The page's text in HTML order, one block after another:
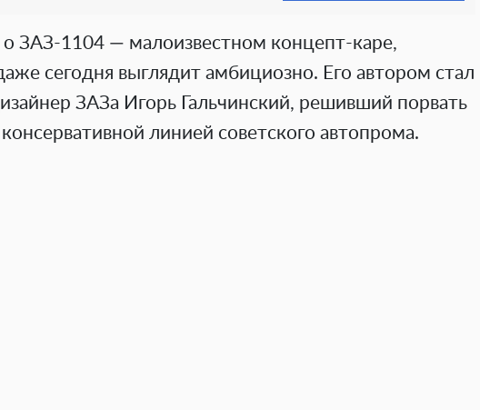
о ЗАЗ-1104 — малоизвестном концепт-каре,
сегодня выглядит амбициозно. Его автором стал
ЗАЗа Игорь Гальчинский, решивший порвать
линией советского автопрома.